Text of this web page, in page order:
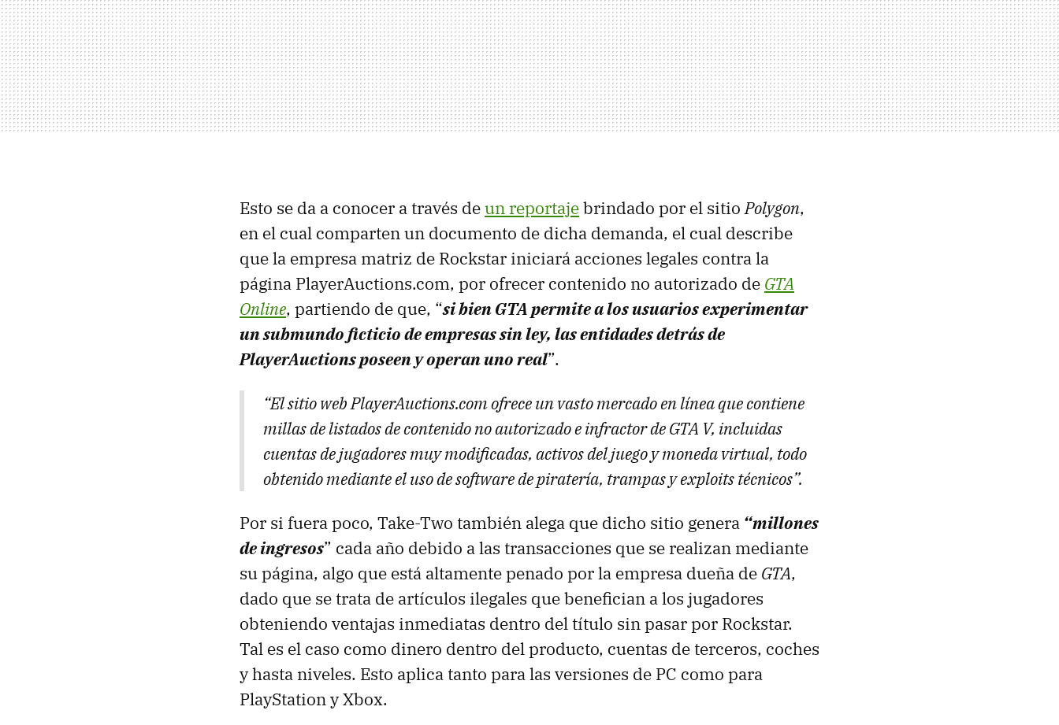
Esto se da a conocer a través deun reportajebrindado por el sitioPolygon,
en el cual comparten un documento de dicha demanda, el cual describe
que la empresa matriz de Rockstar iniciará acciones legales contra la
página PlayerAuctions.com, por ofrecer contenido no autorizado de GTA
Online, partiendo de que, “si bien GTA permite a los usuarios experimentar
un submundo ficticio de empresas sin ley, las entidades detrás de
PlayerAuctions poseen y operan uno real”.
“El sitio web PlayerAuctions.com ofrece un vasto mercado en línea que contiene
millas de listados de contenido no autorizado e infractor de GTA V, incluidas
cuentas de jugadores muy modificadas, activos del juego y moneda virtual, todo
obtenido mediante el uso de software de piratería, trampas y exploits técnicos”.
Por si fuera poco, Take-Two también alega que dicho sitio genera “millones
de ingresos” cada año debido a las transacciones que se realizan mediante
su página, algo que está altamente penado por la empresa dueña de GTA,
dado que se trata de artículos ilegales que benefician a los jugadores
obteniendo ventajas inmediatas dentro del título sin pasar por Rockstar.
Tal es el caso como dinero dentro del producto, cuentas de terceros, coches
y hasta niveles. Esto aplica tanto para las versiones de PC como para
PlayStation y Xbox.